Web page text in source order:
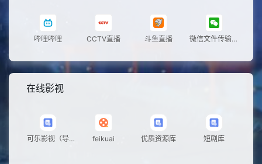
哔哩哔哩 CCTV直播 斗鱼直播
微信文件传输助
在线影视
可乐影视（导
feikuai 优质资源库 短剧库